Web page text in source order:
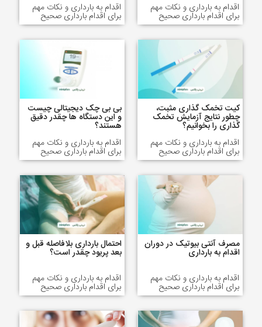
اقدام به بارداری و نکات مهم
برای اقدام بارداری صحیح
اقدام به بارداری و نکات مهم
برای اقدام بارداری صحیح
کیت تخمک گذاری مثبت،
چطور نتایج آزمایش تخمک
گذاری را بخوانیم؟
اقدام به بارداری و نکات مهم
برای اقدام بارداری صحیح
بی بی چک دیجیتالی چیست
و این دستگاه ها چقدر دقیق
هستند؟
اقدام به بارداری و نکات مهم
برای اقدام بارداری صحیح
مصرف آنتی بیوتیک در دوران
اقدام به بارداری
اقدام به بارداری و نکات مهم
برای اقدام بارداری صحیح
احتمال بارداری بلافاصله قبل و
بعد پریود چقدر است؟
اقدام به بارداری و نکات مهم
برای اقدام بارداری صحیح